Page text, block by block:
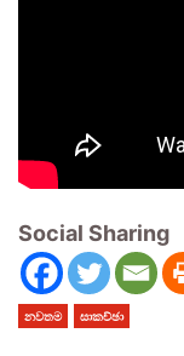
Social Sharing
නවතම සාකච්ඡා